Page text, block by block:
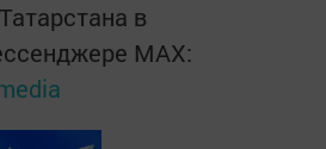
в
MАХ: